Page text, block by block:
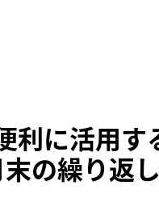
利に活用
末の繰り返